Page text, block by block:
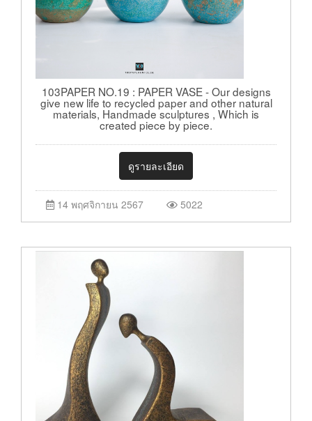
103PAPER NO.19 : PAPER VASE - Our designs
give new life to recycled paper and other natural
materials, Handmade sculptures , Which is
created piece by piece.
ดูรายละเอียด
14 พฤศจิกายน 2567 5022